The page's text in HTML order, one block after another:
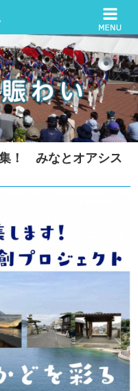
！ みなとオアシス